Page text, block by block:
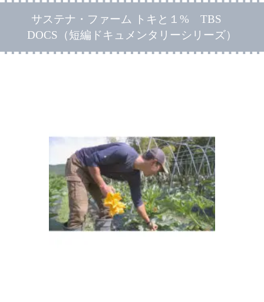
サステナ・ファーム トキと１% TBS
DOCS（短編ドキュメンタリーシリーズ）